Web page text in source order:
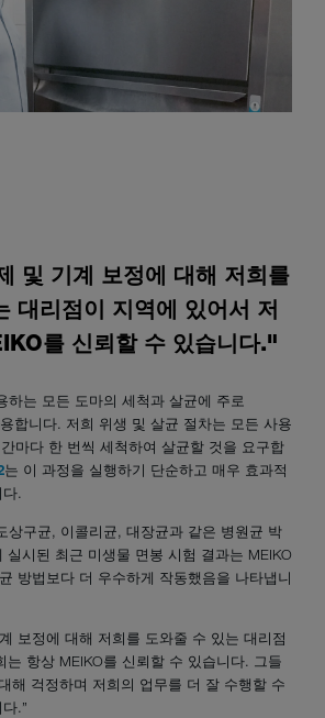
및 기계 보정에 대해 저희를
대리점이 지역에 있어서 저
를 신뢰할 수 있습니다."
하는 모든 도마의 세척과 살균에 주로
합니다. 저희 위생 및 살균 절차는 모든 사용
마다 한 번씩 세척하여 살균할 것을 요구합
는 이 과정을 실행하기 단순하고 매우 효과적
.
상구균, 이콜리균, 대장균과 같은 병원균 박
실시된 최근 미생물 면봉 시험 결과는 MEIKO
방법보다 더 우수하게 작동했음을 나타냅니
보정에 대해 저희를 도와줄 수 있는 대리점
는 항상 MEIKO를 신뢰할 수 있습니다. 그들
해 걱정하며 저희의 업무를 더 잘 수행할 수
.”